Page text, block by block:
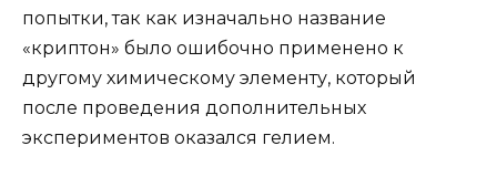
попытки, так как изначально название
«криптон» было ошибочно применено к
другому химическому элементу, который
после проведения дополнительных
экспериментов оказался гелием.